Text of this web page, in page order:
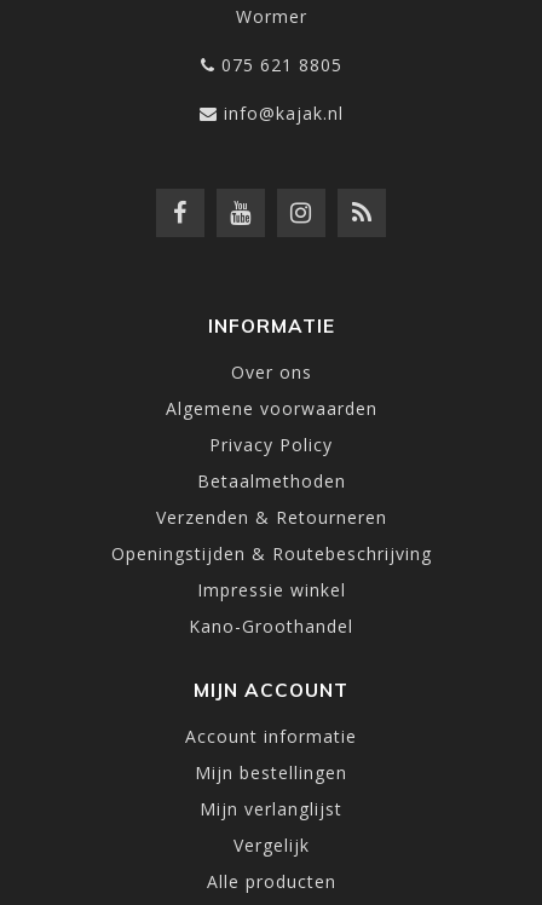
Wormer
075 621 8805
info@kajak.nl
INFORMATIE
Over ons
Algemene voorwaarden
Privacy Policy
Betaalmethoden
Verzenden & Retourneren
Openingstijden & Routebeschrijving
Impressie winkel
Kano-Groothandel
MIJN ACCOUNT
Account informatie
Mijn bestellingen
Mijn verlanglijst
Vergelijk
Alle producten